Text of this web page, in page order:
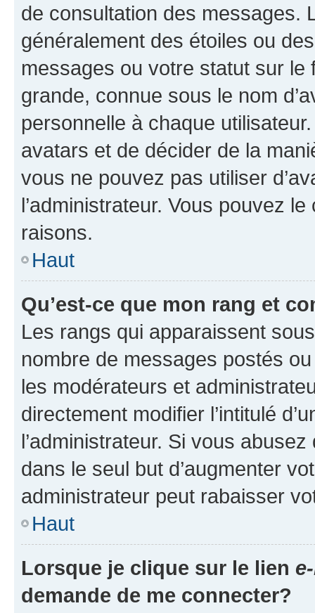
de consultation des messages.
généralement des étoiles ou
messages ou votre statut sur
grande, connue sous le nom
personnelle à chaque utilisateur.
avatars et de décider de la
vous ne pouvez pas utiliser
l’administrateur. Vous pouvez
raisons.
Haut
Qu’est-ce que mon rang et
Les rangs qui apparaissent
nombre de messages postés
les modérateurs et
directement modifier l’intitulé
l’administrateur. Si vous
dans le seul but d’augmenter
administrateur peut rabaisser
Haut
Lorsque je clique sur le lien
demande de me connecter?